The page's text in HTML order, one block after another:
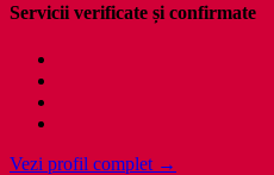
Servicii verificate și confirmate
Vezi profil complet →